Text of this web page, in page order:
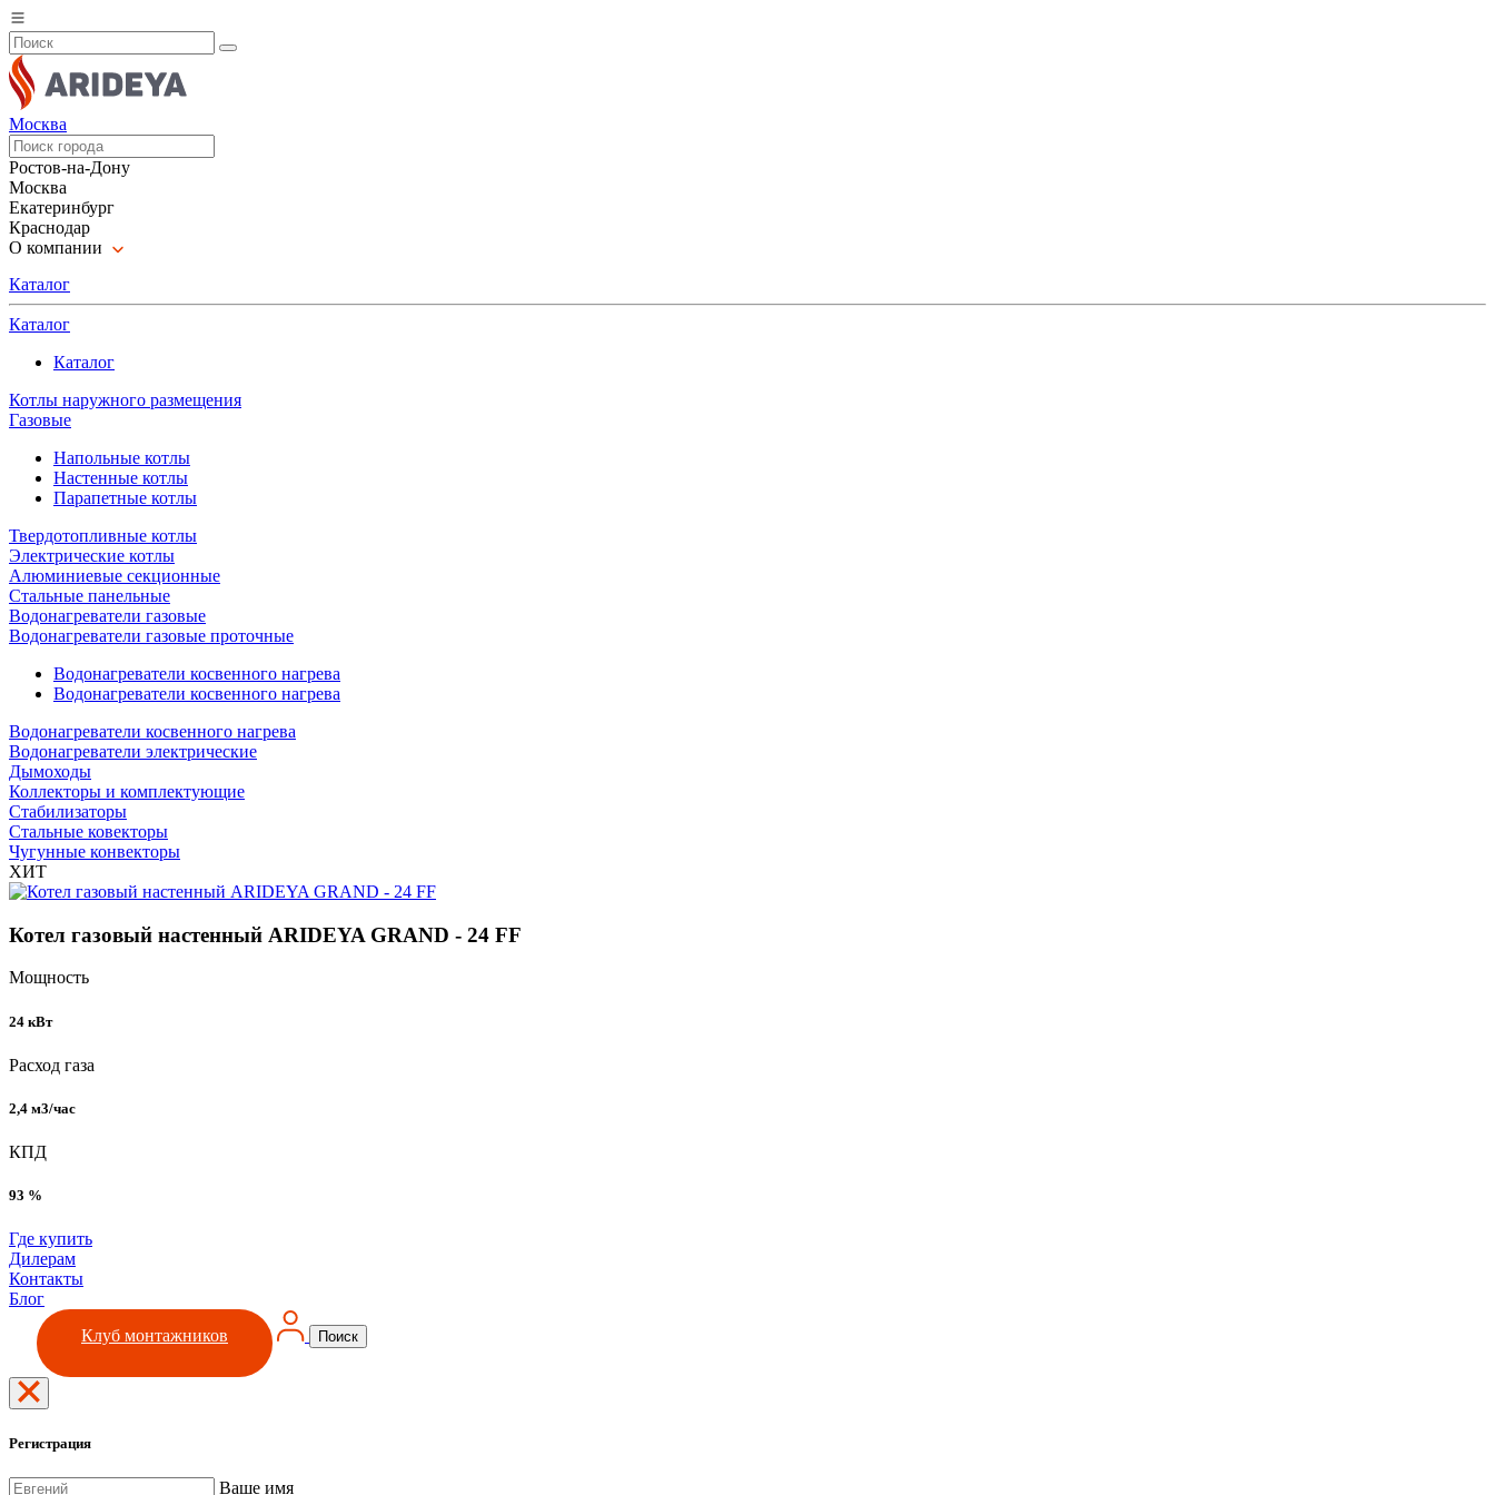
Москва
Ростов-на-Дону
Москва
Екатеринбург
Краснодар
О компании
Каталог
Каталог
Каталог
Котлы наружного размещения
Газовые
Напольные котлы
Настенные котлы
Парапетные котлы
Твердотопливные котлы
Электрические котлы
Алюминиевые секционные
Стальные панельные
Водонагреватели газовые
Водонагреватели газовые проточные
Водонагреватели косвенного нагрева
Водонагреватели косвенного нагрева
Водонагреватели косвенного нагрева
Водонагреватели электрические
Дымоходы
Коллекторы и комплектующие
Стабилизаторы
Стальные ковекторы
Чугунные конвекторы
ХИТ
Котел газовый настенный ARIDEYA GRAND - 24 FF
Мощность
24 кВт
Расход газа
2,4 м3/час
КПД
93 %
Где купить
Дилерам
Контакты
Блог
Клуб монтажников
Поиск
Регистрация
Ваше имя